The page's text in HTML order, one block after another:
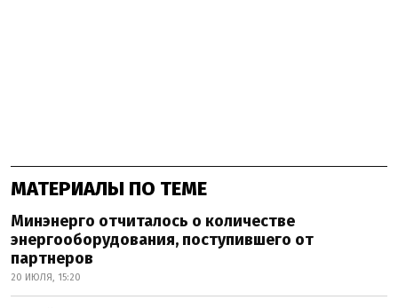
МАТЕРИАЛЫ ПО ТЕМЕ
Минэнерго отчиталось о количестве
энергооборудования, поступившего от
партнеров
20 ИЮЛЯ, 15:20